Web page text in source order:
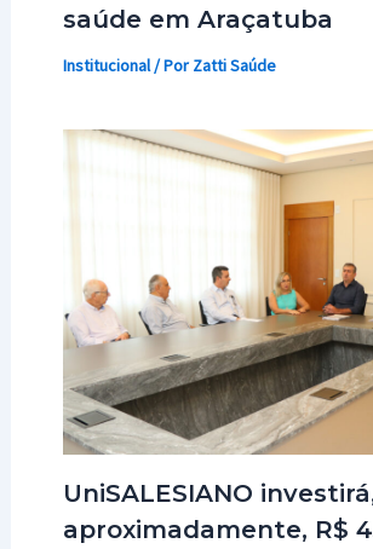
saúde em Araçatuba
Institucional/ PorZatti Saúde
UniSALESIANO
aproximadamente, R$